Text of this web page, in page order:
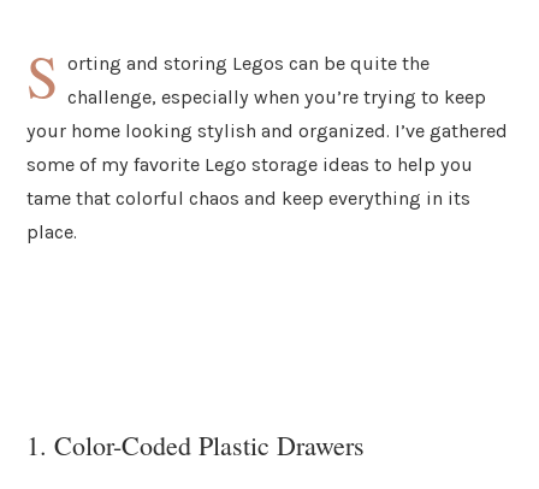
S orting and storing Legos can be quite the
challenge, especially when you’re trying to keep
your home looking stylish and organized. I’ve gathered
some of my favorite Lego storage ideas to help you
tame that colorful chaos and keep everything in its
place.
1. Color-Coded Plastic Drawers